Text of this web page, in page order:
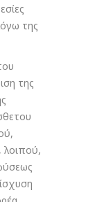
της
της
λοιπού,